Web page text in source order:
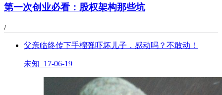
第一次创业必看：股权架构那些坑
/
父亲临终传下手榴弹吓坏儿子，感动吗？不敢动！
未知 17-06-19